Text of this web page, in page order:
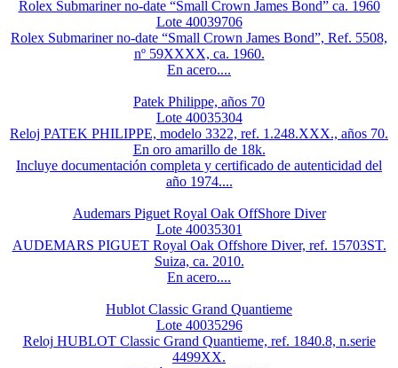
Rolex Submariner no-date “Small Crown James Bond” ca. 1960
Lote 40039706
Rolex Submariner no-date “Small Crown James Bond”, Ref. 5508,
nº 59XXXX, ca. 1960.
En acero....
Patek Philippe, años 70
Lote 40035304
Reloj PATEK PHILIPPE, modelo 3322, ref. 1.248.XXX., años 70.
En oro amarillo de 18k.
Incluye documentación completa y certificado de autenticidad del
año 1974....
Audemars Piguet Royal Oak OffShore Diver
Lote 40035301
AUDEMARS PIGUET Royal Oak Offshore Diver, ref. 15703ST.
Suiza, ca. 2010.
En acero....
Hublot Classic Grand Quantieme
Lote 40035296
Reloj HUBLOT Classic Grand Quantieme, ref. 1840.8, n.serie
4499XX.